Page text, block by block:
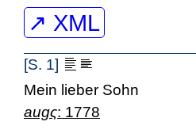
↗ XML
[S. 1]
Mein lieber Sohn
augς: 1778